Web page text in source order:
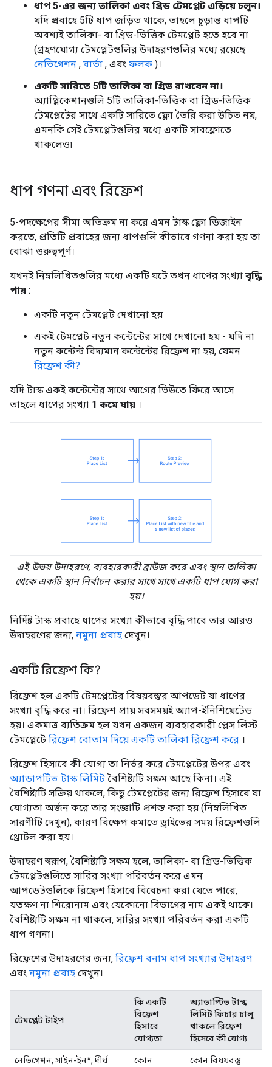
ধাপ 5-এর জন্য তালিকা এবং গ্রিড টেমপ্লেট এড়িয়ে চলুন।
যদি প্রবাহে 5টি ধাপ জড়িত থাকে, তাহলে চূড়ান্ত ধাপটি
অবশ্যই তালিকা- বা গ্রিড-ভিত্তিক টেমপ্লেট হতে হবে না
(গ্রহণযোগ্য টেমপ্লেটগুলির উদাহরণগুলির মধ্যে রয়েছে
নেভিগেশন , বার্তা , এবং ফলক )।
একটি সারিতে 5টি তালিকা বা গ্রিড রাখবেন না।
অ্যাপ্লিকেশানগুলি 5টি তালিকা-ভিত্তিক বা গ্রিড-ভিত্তিক
টেমপ্লেটের সাথে একটি সারিতে ফ্লো তৈরি করা উচিত নয়,
এমনকি সেই টেমপ্লেটগুলির মধ্যে একটি সাবফ্লোতে
থাকলেও৷
ধাপ গণনা এবং রিফ্রেশ
5-পদক্ষেপের সীমা অতিক্রম না করে এমন টাস্ক ফ্লো ডিজাইন
করতে, প্রতিটি প্রবাহের জন্য ধাপগুলি কীভাবে গণনা করা হয় তা
বোঝা গুরুত্বপূর্ণ।
যখনই নিম্নলিখিতগুলির মধ্যে একটি ঘটে তখন ধাপের সংখ্যা বৃদ্ধি
পায় :
একটি নতুন টেমপ্লেট দেখানো হয়
একই টেমপ্লেট নতুন কন্টেন্টের সাথে দেখানো হয় - যদি না
নতুন কন্টেন্ট বিদ্যমান কন্টেন্টের রিফ্রেশ না হয়, যেমন
রিফ্রেশ কী?
যদি টাস্ক একই কন্টেন্টের সাথে আগের ভিউতে ফিরে আসে
তাহলে ধাপের সংখ্যা 1 কমে যায় ।
এই উভয় উদাহরণে, ব্যবহারকারী ব্রাউজ করে এবং স্থান তালিকা
থেকে একটি স্থান নির্বাচন করার সাথে সাথে একটি ধাপ যোগ করা
হয়।
নির্দিষ্ট টাস্ক প্রবাহে ধাপের সংখ্যা কীভাবে বৃদ্ধি পাবে তার আরও
উদাহরণের জন্য, নমুনা প্রবাহ দেখুন।
একটি রিফ্রেশ কি?
রিফ্রেশ হল একটি টেমপ্লেটের বিষয়বস্তুর আপডেট যা ধাপের
সংখ্যা বৃদ্ধি করে না। রিফ্রেশ প্রায় সবসময়ই অ্যাপ-ইনিশিয়েটেড
হয়। একমাত্র ব্যতিক্রম হল যখন একজন ব্যবহারকারী প্লেস লিস্ট
টেমপ্লেটে রিফ্রেশ বোতাম দিয়ে একটি তালিকা রিফ্রেশ করে ।
রিফ্রেশ হিসাবে কী যোগ্য তা নির্ভর করে টেমপ্লেটের উপর এবং
অ্যাডাপটিভ টাস্ক লিমিট বৈশিষ্ট্যটি সক্ষম আছে কিনা। এই
বৈশিষ্ট্যটি সক্রিয় থাকলে, কিছু টেমপ্লেটের জন্য রিফ্রেশ হিসাবে যা
যোগ্যতা অর্জন করে তার সংজ্ঞাটি প্রশস্ত করা হয় (নিম্নলিখিত
সারণীটি দেখুন), কারণ বিক্ষেপ কমাতে ড্রাইভের সময় রিফ্রেশগুলি
থ্রোটল করা হয়।
উদাহরণ স্বরূপ, বৈশিষ্ট্যটি সক্ষম হলে, তালিকা- বা গ্রিড-ভিত্তিক
টেমপ্লেটগুলিতে সারির সংখ্যা পরিবর্তন করে এমন
আপডেটগুলিকে রিফ্রেশ হিসাবে বিবেচনা করা যেতে পারে,
যতক্ষণ না শিরোনাম এবং যেকোনো বিভাগের নাম একই থাকে।
বৈশিষ্ট্যটি সক্ষম না থাকলে, সারির সংখ্যা পরিবর্তন করা একটি
ধাপ গণনা।
রিফ্রেশের উদাহরণের জন্য, রিফ্রেশ বনাম ধাপ সংখ্যার উদাহরণ
এবং নমুনা প্রবাহ দেখুন।
টেমপ্লেট টাইপ
কি একটি
রিফ্রেশ
হিসাবে
যোগ্যতা
অ্যাডাপ্টিভ টাস্ক
লিমিট ফিচার চালু
থাকলে রিফ্রেশ
হিসেবে কী যোগ্য
নেভিগেশন, সাইন-ইন*, দীর্ঘ
কোন
কোন বিষয়বস্তু